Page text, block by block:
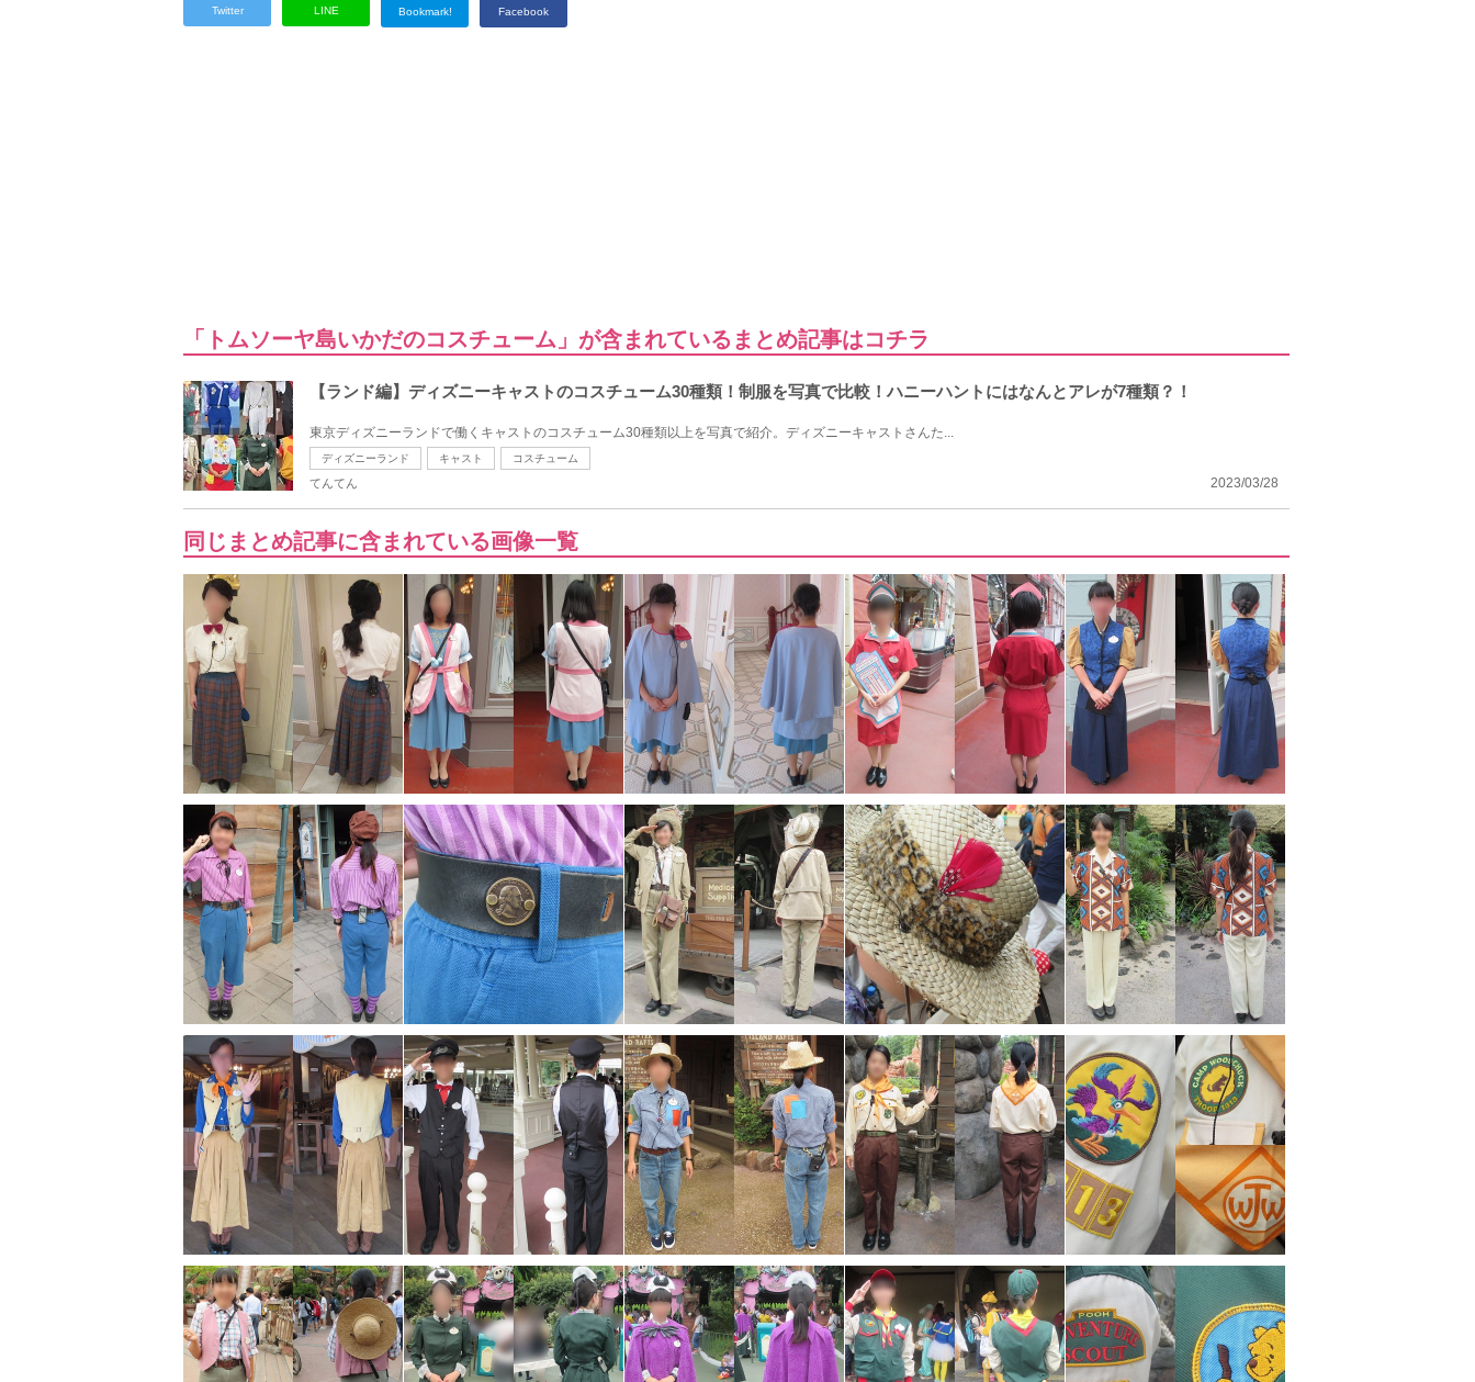
Twitter LINE Bookmark! Facebook
「トムソーヤ島いかだのコスチューム」が含まれているまとめ記事はコチラ
【ランド編】ディズニーキャストのコスチューム30種類！制服を写真で比較！ハニーハントにはなんとアレが7種類？！
東京ディズニーランドで働くキャストのコスチューム30種類以上を写真で紹介。ディズニーキャストさんた...
ディズニーランド キャスト コスチューム
2023/03/28
てんてん
同じまとめ記事に含まれている画像一覧